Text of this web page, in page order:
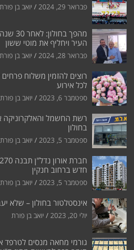
פברואר 29, 2024 יואב בן פורת
מהפך
העיר ויחליף את מוטי ששון
פברואר 28, 2024 יואב בן פורת
רוצים להזמין משלוח פרחים
לכל אירוע
ספטמבר 6, 2023 יואב בן פורת
רשת החשמל
בחולון
ספטמבר 5, 2023 יואב בן פורת
חדש ברחוב חנקין
ספטמבר 5, 2023 יואב בן פורת
אינסטלטור בחולון – שלא
יולי 20, 2023 יואב בן פורת
גורמי מחאה מנסים לטרפד